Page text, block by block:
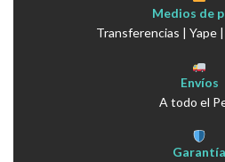
Medios de
Transferencias | Yape
Envíos
A todo el
Garantía